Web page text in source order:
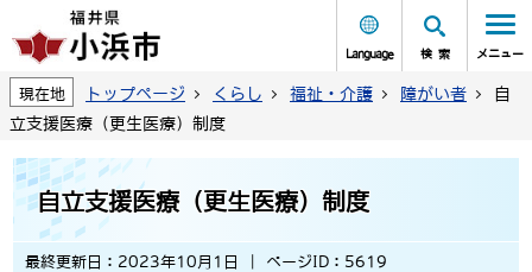
Language 検索 メニュー
現在地 トップページ くらし 福祉・介護 障がい者
自
立支援医療（更生医療）制度
自立支援医療（更生医療）制度
最終更新日：2023年10月1日 ページID：5619